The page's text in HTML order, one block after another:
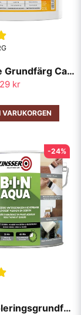
Isolerande Grundfärg Caparol IsoSpärr Ultra
kr
VARUKORGEN
Kvist & Isoleringsgrundfärg Zinsser B-I-N Aqua
-24%